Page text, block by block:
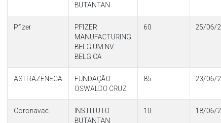
BUTANTAN
Pfizer
PFIZER
MANUFACTURING
BELGIUM NV-
BELGICA
60 25/06/
ASTRAZENECA
FUNDAÇÃO
OSWALDO CRUZ
85 23/06/
Coronavac
INSTITUTO
BUTANTAN
10 18/06/